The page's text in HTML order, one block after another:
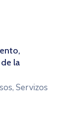
la
Servizos